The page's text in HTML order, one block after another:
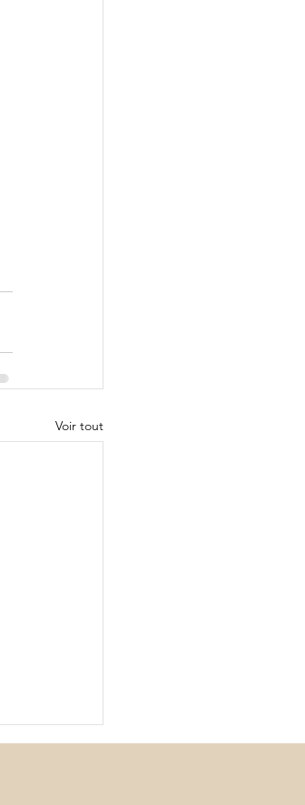
Voir tout